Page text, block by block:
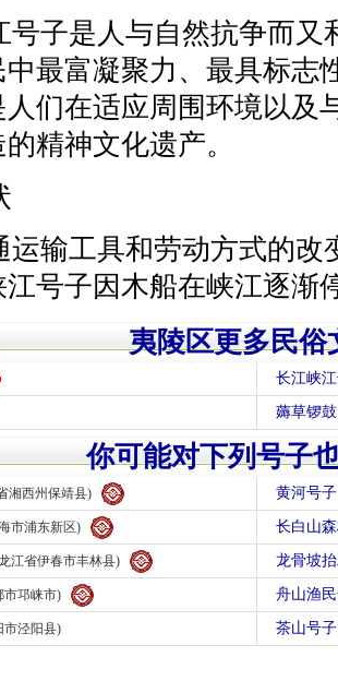
号子是人与自然抗争而又
最富凝聚力、最具标志
们在适应周围环境以及
精神文化遗产。
运输工具和劳动方式的改
号子因木船在峡江逐渐
夷陵区更多民俗
长江峡
薅草锣鼓
你可能对下列号子
湘西州保靖县) 黄河号
市浦东新区) 长白山
江省伊春市丰林县) 龙骨坡
市邛崃市) 舟山渔
市泾阳县) 茶山号